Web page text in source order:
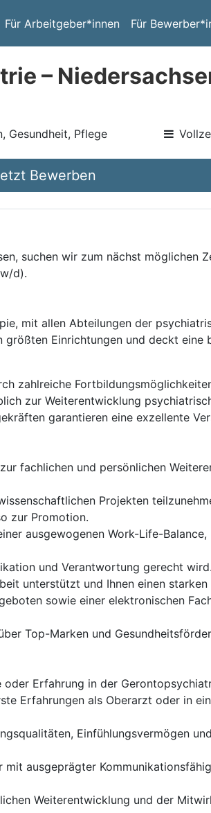
Für Arbeitgeber*innen Für
–
Gesundheit, Pflege
Bewerben
suchen wir zum nächst möglichen
d).
mit allen Abteilungen der
Einrichtungen und deckt eine
zahlreiche
zur Weiterentwicklung
garantieren eine exzellente
fachlichen und persönlichen
Projekten
zur Promotion.
ausgewogenen Work-Life-
und Verantwortung gerecht wird.
unterstützt und Ihnen einen
sowie einer elektronischen
Top-Marken und
oder Erfahrung in der
Erfahrungen als Oberarzt oder in
Einfühlungsvermögen
mit ausgeprägter
Weiterentwicklung und der